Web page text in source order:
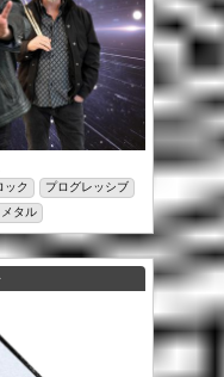
ック
プログレッシブ
メタル